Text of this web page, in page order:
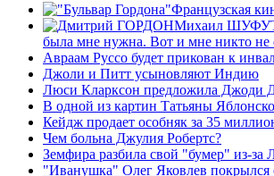
Французская
Михаил
была мне нужна. Вот и мне никто не
Авраам Руссо будет прикован к
Джоли и Питт усыновляют Индию
Люси Кларксон предложила Джоди
В одной из картин Татьяны
Кейдж продает особняк за 35
Чем больна Джулия Робертс?
Земфира разбила свой "бумер" из-за
"Иванушка" Олег Яковлев